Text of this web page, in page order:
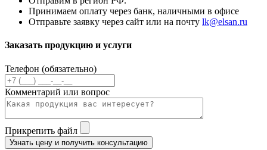
Принимаем оплату через банк, наличными в офисе
Отправьте заявку через сайт или на почту lk@elsan.ru
Заказать продукцию и услуги
Телефон (обязательно)
Комментарий или вопрос
Прикрепить файл
Узнать цену и получить консультацию